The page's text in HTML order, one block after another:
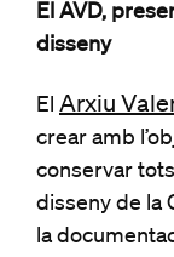
El AVD,
disseny
El Arxiu
crear amb
conservar
disseny de la
la